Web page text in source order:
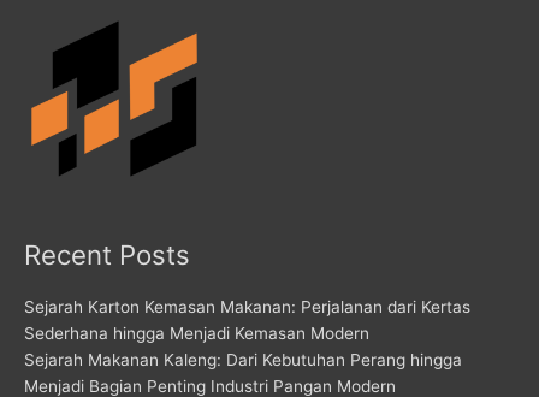
Recent Posts
Sejarah Karton Kemasan Makanan: Perjalanan dari Kertas
Sederhana hingga Menjadi Kemasan Modern
Sejarah Makanan Kaleng: Dari Kebutuhan Perang hingga
Menjadi Bagian Penting Industri Pangan Modern